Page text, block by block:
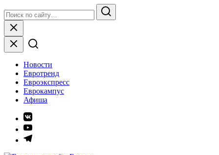
to
content
for:
Search
Close
Новости
Евротренд
Евроэкспресс
Еврокампус
Афиша
Элемент
меню
Элемент
меню
Элемент